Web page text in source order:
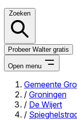
Zoeken
Probeer Walter gratis
Open menu
Close menu
Gemeente
/ Groningen
/ De Wijert
/